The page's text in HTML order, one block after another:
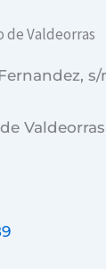
de Valdeorras
s/
Valdeorras